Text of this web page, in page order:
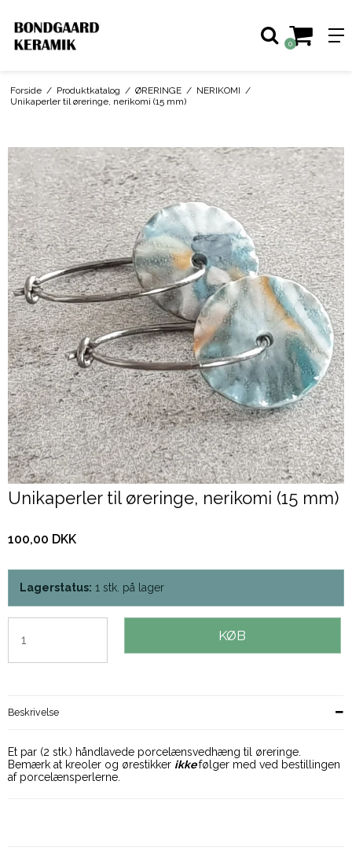
0
Forside / Produktkatalog / ØRERINGE / NERIKOMI /
Unikaperler til øreringe, nerikomi (15 mm)
Unikaperler til øreringe, nerikomi (15 mm)
100,00 DKK
Lagerstatus: 1 stk. på lager
KØB
Beskrivelse
Et par (2 stk.) håndlavede porcelænsvedhæng til øreringe.
Bemærk at kreoler og ørestikker ikkefølger med ved bestillingen
af porcelænsperlerne.